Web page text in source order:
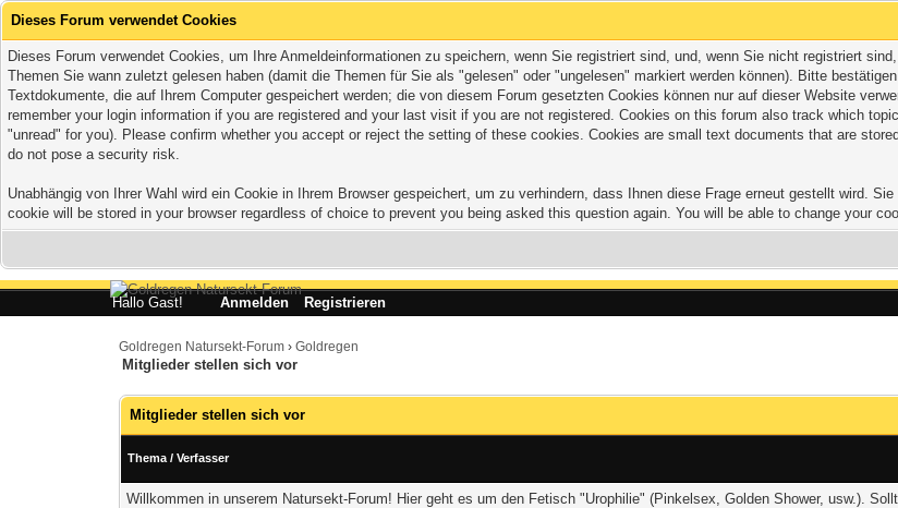
Dieses Forum verwendet Cookies
Dieses Forum verwendet Cookies, um Ihre Anmeldeinformationen zu speichern, wenn Sie registriert sind, und, wenn Sie nicht registriert
Themen Sie wann zuletzt gelesen haben (damit die Themen für Sie als "gelesen" oder "ungelesen" markiert werden können). Bitte
Textdokumente, die auf Ihrem Computer gespeichert werden; die von diesem Forum gesetzten Cookies können nur auf dieser Website
remember your login information if you are registered and your last visit if you are not registered. Cookies on this forum also track which
"unread" for you). Please confirm whether you accept or reject the setting of these cookies. Cookies are small text documents that are
do not pose a security risk.
Unabhängig von Ihrer Wahl wird ein Cookie in Ihrem Browser gespeichert, um zu verhindern, dass Ihnen diese Frage erneut gestellt wird.
cookie will be stored in your browser regardless of choice to prevent you being asked this question again. You will be able to change your
Hallo Gast! Anmelden Registrieren
Goldregen Natursekt-Forum ›Goldregen
Mitglieder stellen sich vor
Mitglieder stellen sich vor
Thema /Verfasser
Willkommen in unserem Natursekt-Forum! Hier geht es um den Fetisch "Urophilie" (Pinkelsex, Golden Shower, usw.).